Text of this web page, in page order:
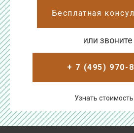
Бесплатная
или звоните
+ 7 (495) 970-
Узнать стоимость